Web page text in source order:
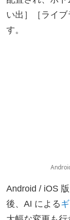
い出］［ライ
す。
Android / iOS
後、AI による